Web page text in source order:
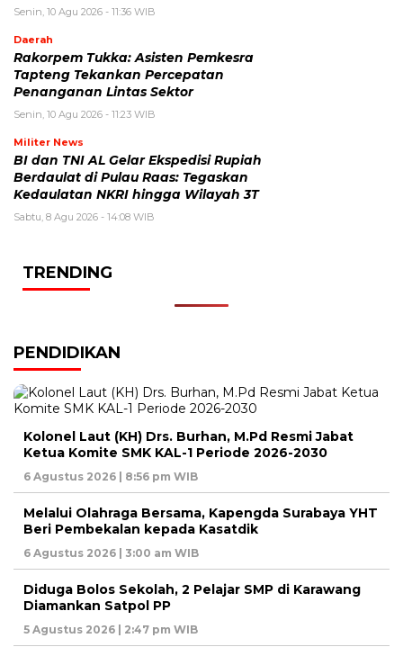
Senin, 10 Agu 2026 - 11:36 WIB
Daerah
Rakorpem Tukka: Asisten Pemkesra
Tapteng Tekankan Percepatan
Penanganan Lintas Sektor
Senin, 10 Agu 2026 - 11:23 WIB
Militer News
BI dan TNI AL Gelar Ekspedisi Rupiah
Berdaulat di Pulau Raas: Tegaskan
Kedaulatan NKRI hingga Wilayah 3T
Sabtu, 8 Agu 2026 - 14:08 WIB
TRENDING
PENDIDIKAN
Kolonel Laut (KH) Drs. Burhan, M.Pd Resmi Jabat
Ketua Komite SMK KAL-1 Periode 2026-2030
6 Agustus 2026 | 8:56 pm WIB
Melalui Olahraga Bersama, Kapengda Surabaya YHT
Beri Pembekalan kepada Kasatdik
6 Agustus 2026 | 3:00 am WIB
Diduga Bolos Sekolah, 2 Pelajar SMP di Karawang
Diamankan Satpol PP
5 Agustus 2026 | 2:47 pm WIB